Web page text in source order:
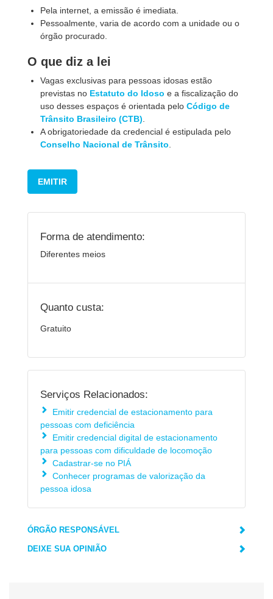
Pela internet, a emissão é imediata.
Pessoalmente, varia de acordo com a unidade ou o
órgão procurado.
O que diz a lei
Vagas exclusivas para pessoas idosas estão
previstas no Estatuto do Idoso e a fiscalização do
uso desses espaços é orientada peloCódigo de
Trânsito Brasileiro (CTB)
A obrigatoriedade da credencial é estipulada pelo
Conselho Nacional de Trânsito
EMITIR
Forma de atendimento:
Diferentes meios
Quanto custa:
Gratuito
Serviços Relacionados:
Emitir credencial de estacionamento para
pessoas com deficiência
Emitir credencial digital de estacionamento
para pessoas com dificuldade de locomoção
Cadastrar-se no PIÁ
Conhecer programas de valorização da
pessoa idosa
ÓRGÃO RESPONSÁVEL
DEIXE SUA OPINIÃO